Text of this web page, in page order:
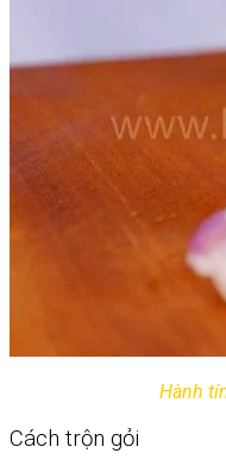
Hành
Cách trộn gỏi